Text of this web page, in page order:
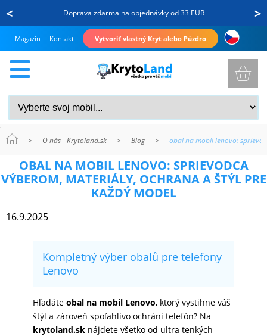
< >
Doprava zdarma na objednávky od 33 EUR
Magazín Kontakt Vytvoriť vlastný Kryt alebo Púzdro
A
MOBIL
NABÍJANIE
OBAL NA MOBIL LENOVO: SPRIEVODCA
VÝBEROM, MATERIÁLY, OCHRANA A ŠTÝL PRE
KAŽDÝ MODEL
16.9.2025
Kompletný výber obalů pre telefony
Lenovo
Hľadáte obal na mobil Lenovo, ktorý vystihne váš
štýl a zároveň spoľahlivo ochráni telefón? Na
krytoland.sknájdete všetko od ultra tenkých
> O nás - Krytoland.sk > Blog > obal na mobil lenovo: